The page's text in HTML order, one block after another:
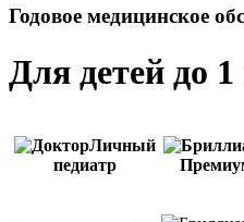
Годовое медицинское
Для детей до 1
Личный
педиатр